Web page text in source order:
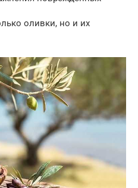
оливки, но и их